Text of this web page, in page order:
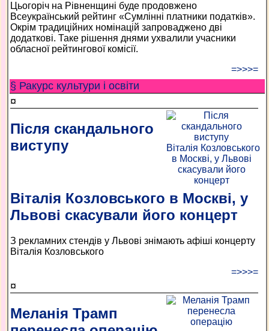
Цьогоріч на Рівненщині буде продовжено
Всеукраїнський рейтинг «Сумлінні платники податків».
Окрім традиційних номінацій запроваджено дві
додаткові. Таке рішення днями ухвалили учасники
обласної рейтингової комісії.
=>>>=
§ Ракурс культури і освіти
¤
Після скандального
виступу
Віталія Козловського в Москві, у
Львові скасували його концерт
З рекламних стендів у Львові знімають афіші концерту
Віталія Козловського
=>>>=
¤
Меланія Трамп